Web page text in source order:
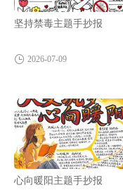
坚持禁毒主题手抄报
2026-07-09
心向暖阳主题手抄报